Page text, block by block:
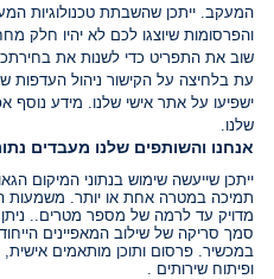
המעקב. ייתכן שהשבתת טכנולוגיות
והפרסומות שיוצגו לכם לא יהיו חלק
שוב את התפריט כדי לשנות את
עת בלחיצה על הקישור ניהול
ישפיעו על אתר אישי שלנו. מידע נוסף
שלנו.
אנחנו והשותפים שלנו מעבדים
ייתכן שייעשה שימוש בנתוני המיקום
תמיכה במטרה אחת או יותר. משמעות
מדויק עד לרמה של מספר מטרים..
סמך סריקה של שילוב המאפיינים
במכשיר. פרסום ותוכן מותאמים
ופיתוח שירותים .